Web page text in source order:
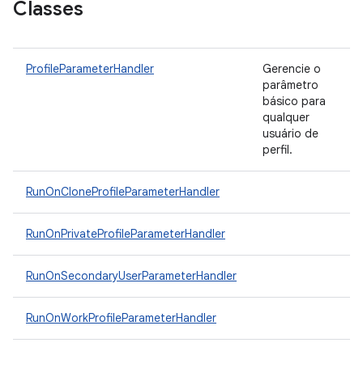
Classes
ProfileParameterHandler
Gerencie o
parâmetro
básico para
qualquer
usuário de
perfil.
RunOnCloneProfileParameterHandler
RunOnPrivateProfileParameterHandler
RunOnSecondaryUserParameterHandler
RunOnWorkProfileParameterHandler